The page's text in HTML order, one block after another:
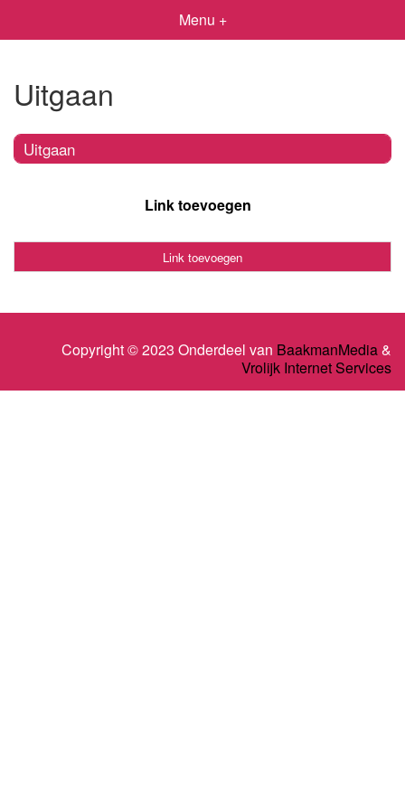
Menu +
Uitgaan
Uitgaan
Link toevoegen
Link toevoegen
Copyright © 2023 Onderdeel van BaakmanMedia&
Vrolijk Internet Services